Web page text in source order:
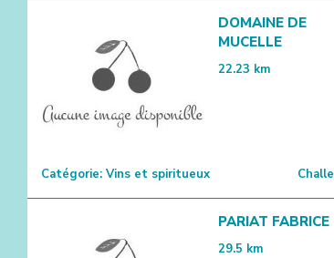
DOMAINE DE
MUCELLE
22.23 km
Catégorie: Vins et spiritueux
PARIAT FABRICE
29.5 km
5